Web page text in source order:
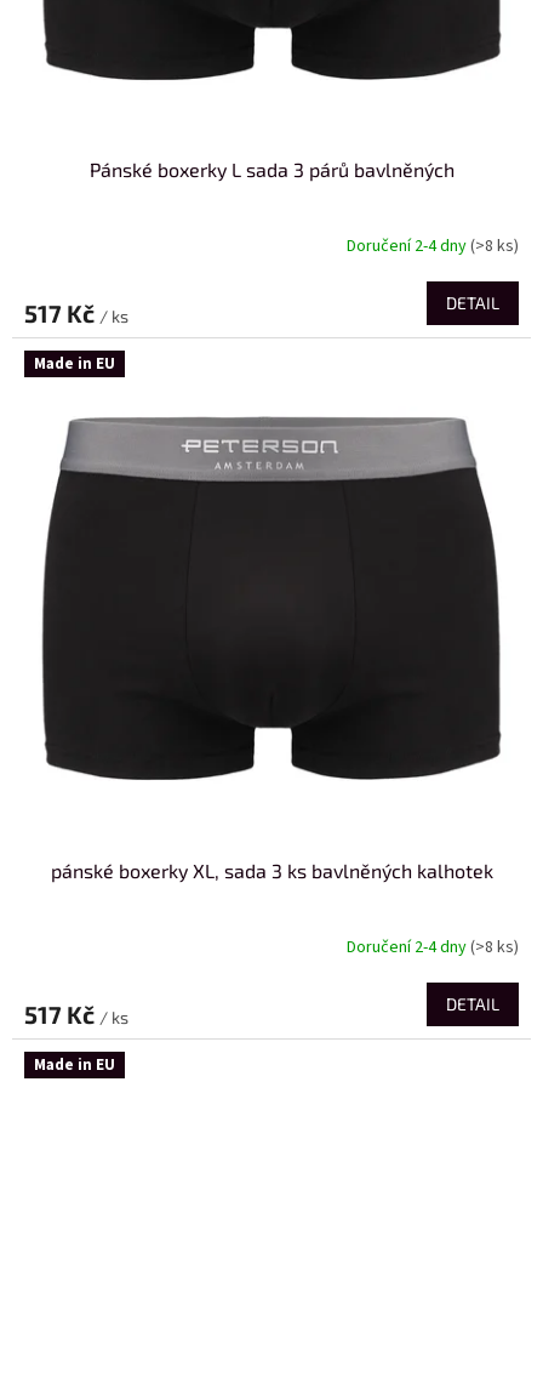
Pánské boxerky L sada 3 párů bavlněných
Doručení 2-4 dny(>8 ks)
517 Kč / ks
DETAIL
Made in EU
pánské boxerky XL, sada 3 ks bavlněných kalhotek
Doručení 2-4 dny(>8 ks)
517 Kč / ks
DETAIL
Made in EU